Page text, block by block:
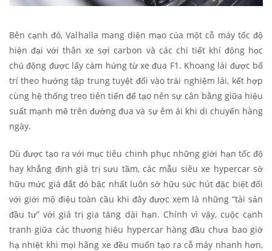
Bên cạnh đó, Valhalla mang diện mạo của một cỗ máy tốc độ
hiện đại với thân xe sợi carbon và các chi tiết khí động học
chủ động được lấy cảm hứng từ xe đua F1. Khoang lái được bố
trí theo hướng tập trung tuyệt đối vào trải nghiệm lái, kết hợp
cùng hệ thống treo tiên tiến để tạo nên sự cân bằng giữa hiệu
suất mạnh mẽ trên đường đua và sự êm ái khi di chuyển hàng
ngày.
Dù được tạo ra với mục tiêu chinh phục những giới hạn tốc độ
hay khẳng định giá trị sưu tầm, các mẫu siêu xe hypercar sở
hữu mức giá đắt đỏ bậc nhất luôn sở hữu sức hút đặc biệt đối
với giới mộ điệu toàn cầu khi đây được xem là những “tài sản
đầu tư” với giá trị gia tăng dài hạn. Chính vì vậy, cuộc cạnh
tranh giữa các thương hiệu hypercar hàng đầu chưa bao giờ
hạ nhiệt khi mọi hãng xe đều muốn tạo ra cỗ máy nhanh hơn,